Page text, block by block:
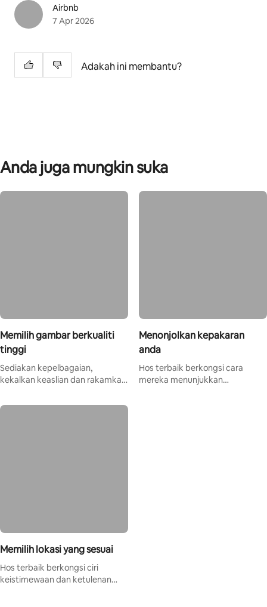
Airbnb
7 Apr 2026
Adakah ini membantu?
Anda juga mungkin suka
Memilih gambar berkualiti
tinggi
Sediakan kepelbagaian,
kekalkan keaslian dan rakamkan
Menonjolkan kepakaran
anda
Hos terbaik berkongsi cara
mereka menunjukkan
Memilih lokasi yang sesuai
Hos terbaik berkongsi ciri
keistimewaan dan ketulenan